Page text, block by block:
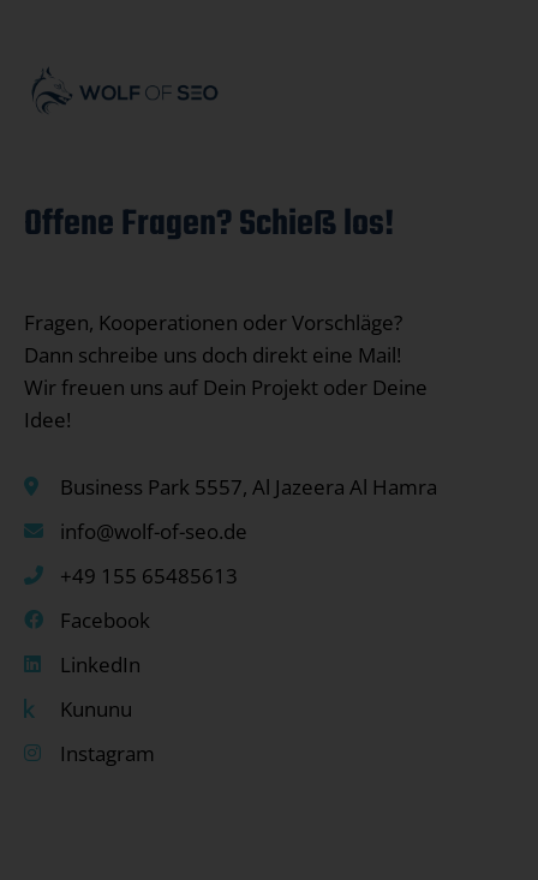
Offene Fragen? Schieß los!
Fragen, Kooperationen oder Vorschläge?
Dann schreibe uns doch direkt eine Mail!
Wir freuen uns auf Dein Projekt oder Deine
Idee!
Business Park 5557, Al Jazeera Al Hamra
info@wolf-of-seo.de
+49 155 65485613
Facebook
LinkedIn
Kununu
Instagram